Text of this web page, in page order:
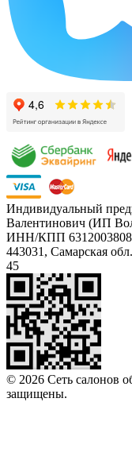
Индивидуальный
Валентинович (ИП
ИНН/КПП
443031, Самарская
45
© 2026 Сеть салонов
защищены.